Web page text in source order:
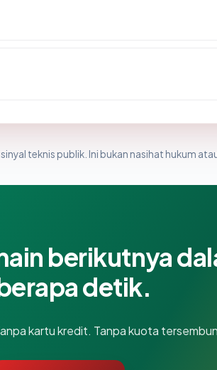
teknis publik. Ini bukan nasihat hukum
berikutnya
detik.
kartu kredit. Tanpa kuota